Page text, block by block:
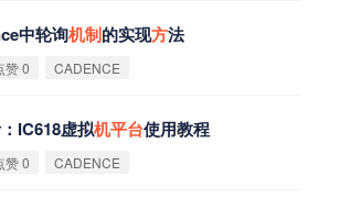
中轮询机制的实现方法
赞 0 CADENCE
IC618虚拟机平台使用教程
赞 0 CADENCE